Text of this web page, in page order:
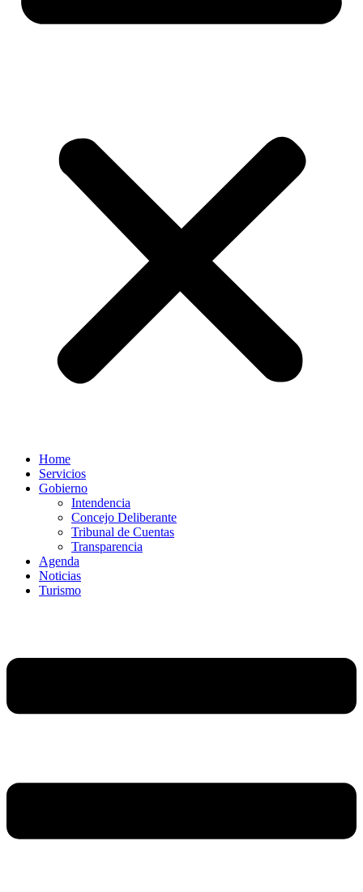
Home
Servicios
Gobierno
Intendencia
Concejo Deliberante
Tribunal de Cuentas
Transparencia
Agenda
Noticias
Turismo